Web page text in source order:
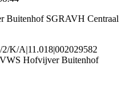
Buitenhof SGRAVH Centraal
K/A|11.018|002029582
Hofvijver Buitenhof